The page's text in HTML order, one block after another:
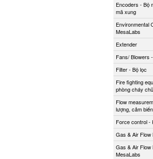
Encoders - Bộ
mã xung
Environmental
MesaLabs
Extender
Fans/ Blowers
Filter - Bộ lọc
Fire fighting
phòng cháy
Flow
lượng, cảm
Force control -
Gas & Air
Gas & Air
MesaLabs